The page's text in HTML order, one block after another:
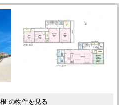
の物件を見る